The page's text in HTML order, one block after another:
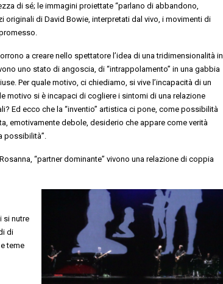
di sé; le immagini proiettate “parlano di abbandono,
originali di David Bowie, interpretati dal vivo, i movimenti di
a creare nello spettatore l’idea di una tridimensionalità in
uno stato di angoscia, di “intrappolamento” in una gabbia
Per quale motivo, ci chiediamo, si vive l’incapacità di un
motivo si è incapaci di cogliere i sintomi di una relazione
Ed ecco che la “inventio” artistica ci pone, come possibilità
emotivamente debole, desiderio che appare come verità
possibilità”.
“partner dominante” vivono una relazione di coppia
si nutre
di
teme